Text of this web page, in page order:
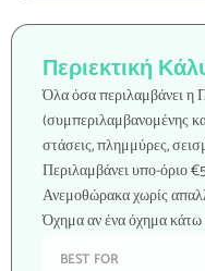
Περιεκτική
Όλα όσα περιλαμβάνει η
(συμπεριλαμβανομένης
στάσεις, πλημμύρες,
Περιλαμβάνει υπο-όριο
Ανεμοθώρακα χωρίς
Όχημα αν ένα όχημα κάτω
BEST FOR